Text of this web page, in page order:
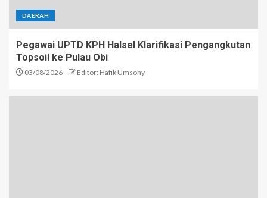
DAERAH
Pegawai UPTD KPH Halsel Klarifikasi Pengangkutan
Topsoil ke Pulau Obi
03/08/2026 Editor: Hafik Umsohy